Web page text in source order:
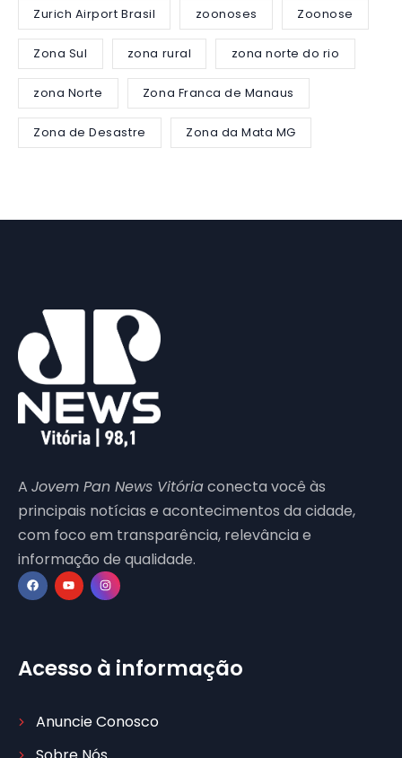
Zurich Airport Brasil zoonoses Zoonose
Zona Sul zona rural zona norte do rio
zona Norte Zona Franca de Manaus
Zona de Desastre Zona da Mata MG
A Jovem Pan News Vitóriaconecta você às
principais notícias e acontecimentos da cidade,
com foco em transparência, relevância e
informação de qualidade.
Acesso à informação
Anuncie Conosco